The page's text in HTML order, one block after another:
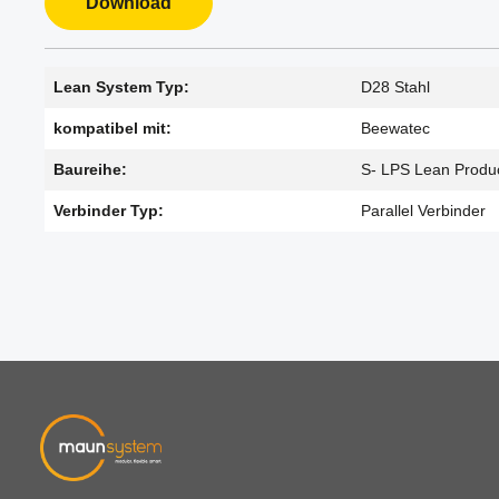
Lean System Typ: D28 Stahl
kompatibel mit: Beewatec
Baureihe: S- LPS Lean
Verbinder Typ: Parallel Verbinder